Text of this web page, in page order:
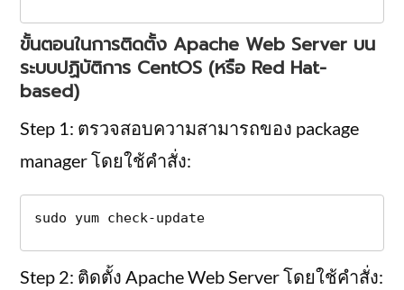
ขั้นตอนในการติดตั้ง Apache Web Server บน
ระบบปฏิบัติการ CentOS (หรือ Red Hat-
based)
Step 1: ตรวจสอบความสามารถของ package
manager โดยใช้คำสั่ง:
sudo yum check-update
Step 2: ติดตั้ง Apache Web Server โดยใช้คำสั่ง: